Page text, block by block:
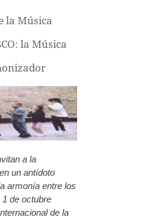
la Música
la Música
a la
un antídoto
armonía entre los
de octubre
de la